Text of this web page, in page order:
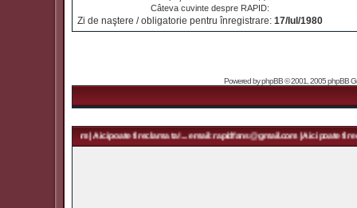
Câteva cuvinte despre RAPID:
Zi de naştere / obligatorie pentru înregistrare: 17/Iul/1980
Powered byphpBB© 2001, 2005 phpBB
| Aici poate fi reclama ta! ... email: rapidfans@gmail.com | Aici poate fi